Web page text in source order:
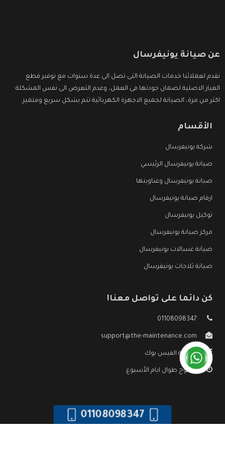
عن صيانة يونيفرسال
نقدم لعملائنا خدمات الصيانة التى تصل الى عدة سنوات مع توفير قطع
الغيار الاصلية لضمان جودتها فى العمل، وعدم التعرض الى نفس المشكلة
اكثر من مرة، الصيانة لجميع الاجهزة الكهربائية تتم بشكل سريع ومتميز.
الأقسام
شركة يونيفرسال
صيانة يونيفرسال الرئيسي
صيانة يونيفرسال وعناوينها
ارقام صيانة يونيفرسال
توكيل يونيفرسال
مركز صيانة يونيفرسال
صيانة غسالات يونيفرسال
صيانة ثلاجات يونيفرسال
كن دائما على تواصل معنا!
01108098347
support@the-maintenance.com
صفحة الفيس بوك
مفتوح طوال ايام الأسبوع
01108098347